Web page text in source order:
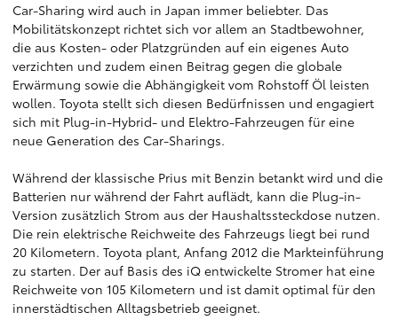
Car-Sharing wird auch in Japan immer beliebter. Das
Mobilitätskonzept richtet sich vor allem an Stadtbewohner,
die aus Kosten- oder Platzgründen auf ein eigenes Auto
verzichten und zudem einen Beitrag gegen die globale
Erwärmung sowie die Abhängigkeit vom Rohstoff Öl leisten
wollen. Toyota stellt sich diesen Bedürfnissen und engagiert
sich mit Plug-in-Hybrid- und Elektro-Fahrzeugen für eine
neue Generation des Car-Sharings.
Während der klassische Prius mit Benzin betankt wird und die
Batterien nur während der Fahrt auflädt, kann die Plug-in-
Version zusätzlich Strom aus der Haushaltssteckdose nutzen.
Die rein elektrische Reichweite des Fahrzeugs liegt bei rund
20 Kilometern. Toyota plant, Anfang 2012 die Markteinführung
zu starten. Der auf Basis des iQ entwickelte Stromer hat eine
Reichweite von 105 Kilometern und ist damit optimal für den
innerstädtischen Alltagsbetrieb geeignet.